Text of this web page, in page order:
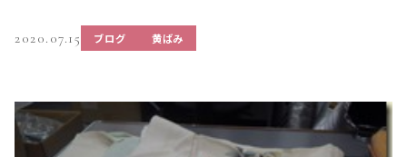
2020.07.15 ブログ 黄ばみ